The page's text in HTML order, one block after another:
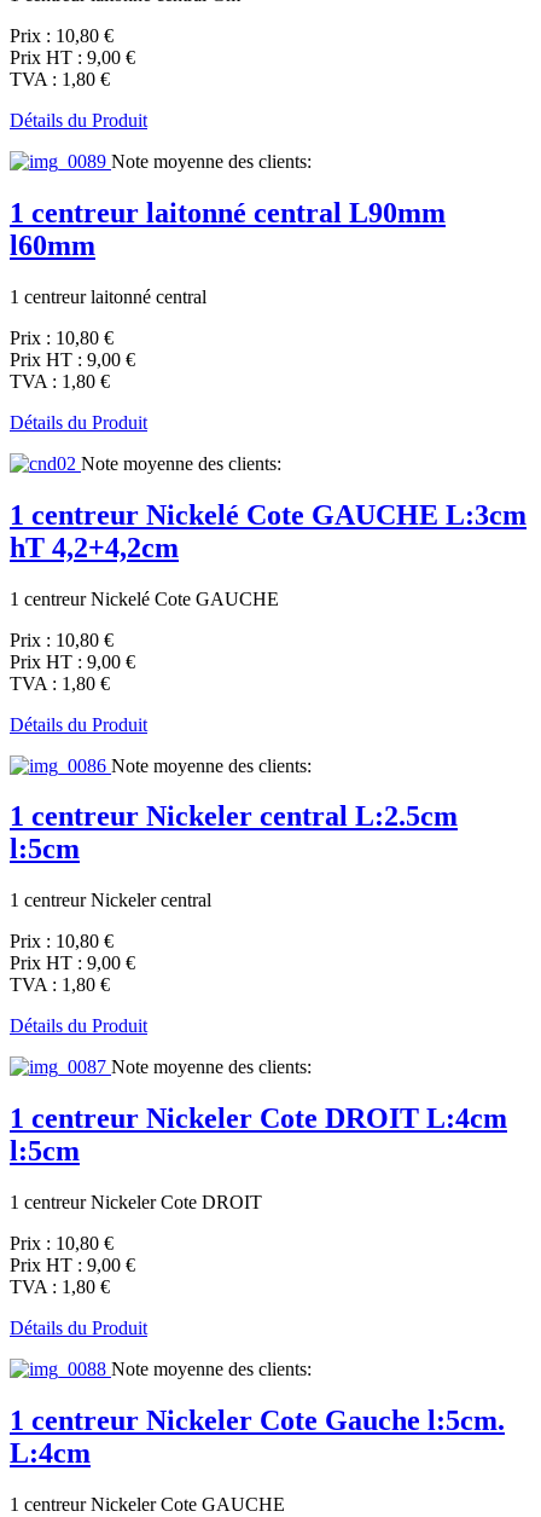
Prix : 10,80 €
Prix HT : 9,00 €
TVA : 1,80 €
Détails du Produit
Note moyenne des clients:
1 centreur laitonné central L90mm
l60mm
1 centreur laitonné central
Prix : 10,80 €
Prix HT : 9,00 €
TVA : 1,80 €
Détails du Produit
Note moyenne des clients:
1 centreur Nickelé Cote GAUCHE L:3cm
hT 4,2+4,2cm
1 centreur Nickelé Cote GAUCHE
Prix : 10,80 €
Prix HT : 9,00 €
TVA : 1,80 €
Détails du Produit
Note moyenne des clients:
1 centreur Nickeler central L:2.5cm
l:5cm
1 centreur Nickeler central
Prix : 10,80 €
Prix HT : 9,00 €
TVA : 1,80 €
Détails du Produit
Note moyenne des clients:
1 centreur Nickeler Cote DROIT L:4cm
l:5cm
1 centreur Nickeler Cote DROIT
Prix : 10,80 €
Prix HT : 9,00 €
TVA : 1,80 €
Détails du Produit
Note moyenne des clients:
1 centreur Nickeler Cote Gauche l:5cm.
L:4cm
1 centreur Nickeler Cote GAUCHE